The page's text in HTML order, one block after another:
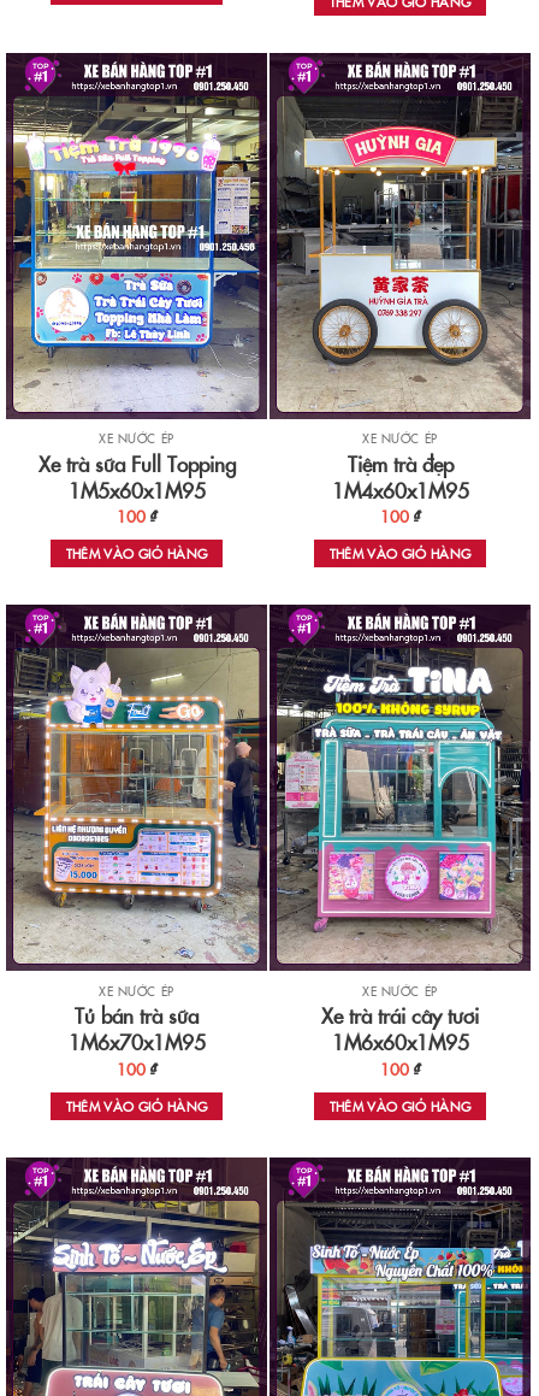
XE NƯỚC ÉP
Xe trà sữa Full Topping
1M5x60x1M95
100 ₫
THÊM VÀO GIỎ HÀNG
XE NƯỚC ÉP
Tiệm trà đẹp
1M4x60x1M95
100 ₫
THÊM VÀO GIỎ HÀNG
XE NƯỚC ÉP
Tủ bán trà sữa
1M6x70x1M95
100 ₫
THÊM VÀO GIỎ HÀNG
XE NƯỚC ÉP
Xe trà trái cây tươi
1M6x60x1M95
100 ₫
THÊM VÀO GIỎ HÀNG